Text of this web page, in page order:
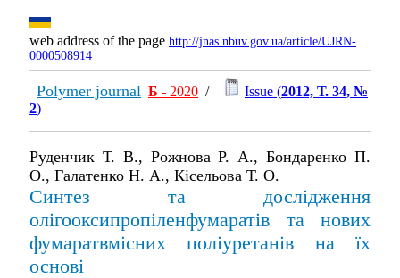
web address of the page http://jnas.nbuv.gov.ua/article/UJRN-
0000508914
Polymer journal Б - 2020 / Issue (2012, Т. 34, №
2)
Руденчик Т. В., Рожнова Р. А., Бондаренко П.
О., Галатенко Н. А., Кісельова Т. О.
Синтез та дослідження
олігооксипропіленфумаратів та нових
фумаратвмісних поліуретанів на їх
основі